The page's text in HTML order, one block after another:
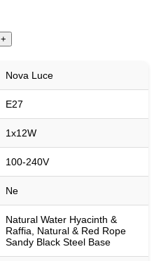
+
Nova Luce
E27
1x12W
100-240V
Ne
Natural Water Hyacinth &
Raffia, Natural & Red Rope
Sandy Black Steel Base